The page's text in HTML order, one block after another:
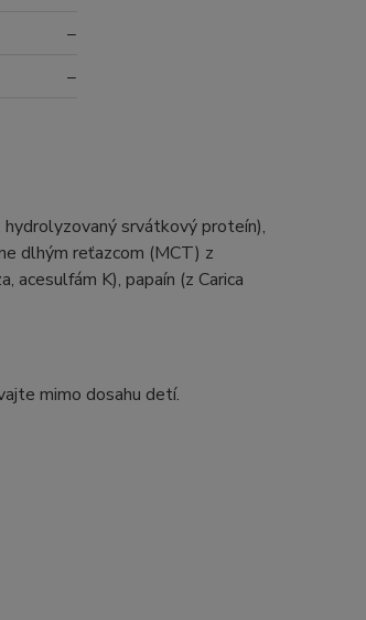
–
–
srvátkový proteín),
dlhým reťazcom (MCT) z
K), papaín (z Carica
mimo dosahu detí.